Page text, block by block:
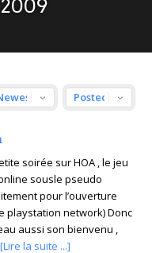
soirée sur HOA , le jeu
sousle pseudo
pour l’ouverture
playstation network) Donc
aussi son bienvenu ,
[Lire la suite ...]